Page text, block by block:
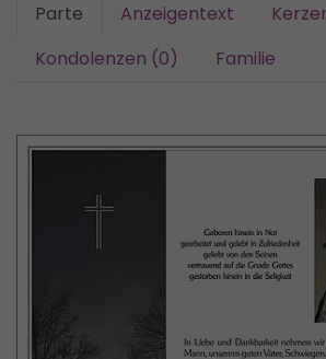
Parte Anzeigentext
Kondolenzen (0)
Familie